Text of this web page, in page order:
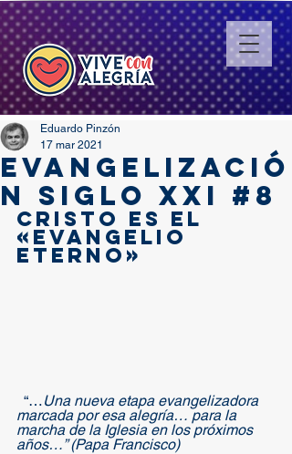
EVANGELIZACIÓ
N SIGLO XXI #8
Eduardo Pinzón
17 mar 2021
Cristo es el
«Evangelio
eterno»
  “…
Una nueva etapa evangelizadora
marcada por esa alegría… para la
marcha de la Iglesia en los próximos
años…” (Papa Francisco)